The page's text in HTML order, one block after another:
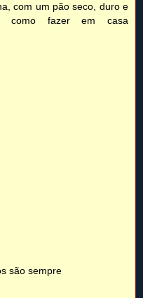
com um pão seco, duro e
como fazer em casa
são sempre